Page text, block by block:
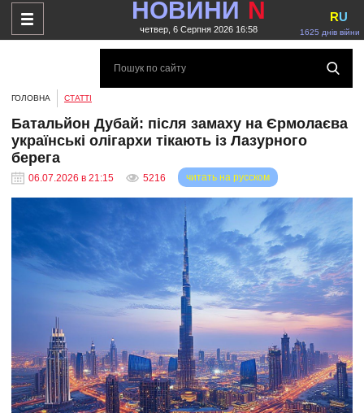
НОВИНИ N
четвер, 6 Серпня 2026 16:58 1625 днів війни
RU
ГОЛОВНА СТАТТІ
Батальйон Дубай: після замаху на Єрмолаєва
українські олігархи тікають із Лазурного
берега
06.07.2026 в 21:15 5216 читать на русском